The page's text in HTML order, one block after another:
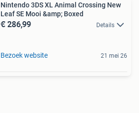
Nintendo 3DS XL Animal Crossing New
Leaf SE Mooi &amp; Boxed
€ 286,99 Details
Bezoek website 21 mei 26